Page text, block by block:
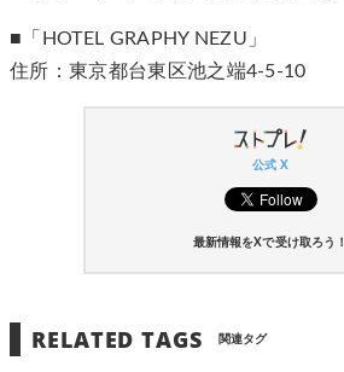
■「HOTEL GRAPHY NEZU」
住所：東京都台東区池之端4-5-10
公式 X
最新情報をXで受け取ろう！
RELATED TAGS 関連タグ